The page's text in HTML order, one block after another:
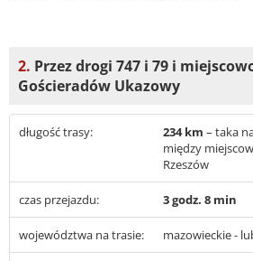
2. Przez drogi 747 i 79 i
Gościeradów Ukazowy
długość trasy: 234 km – taka
między
Rzeszów
czas przejazdu: 3 godz. 8 min
województwa na trasie: mazowieckie -